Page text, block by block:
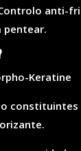
anti-
pentear.
Keratine
constituintes